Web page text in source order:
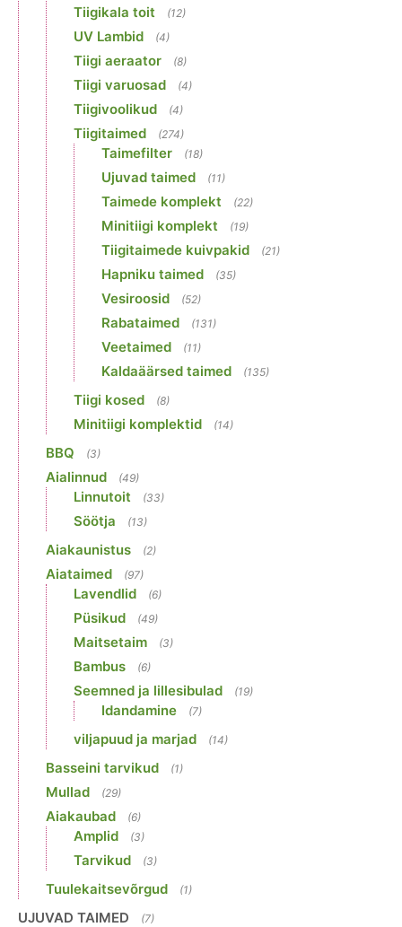
Tiigikala toit (12)
UV Lambid (4)
Tiigi aeraator (8)
Tiigi varuosad (4)
Tiigivoolikud (4)
Tiigitaimed (274)
Taimefilter (18)
Ujuvad taimed (11)
Taimede komplekt (22)
Minitiigi komplekt (19)
Tiigitaimede kuivpakid (21)
Hapniku taimed (35)
Vesiroosid (52)
Rabataimed (131)
Veetaimed (11)
Kaldaäärsed taimed (135)
Tiigi kosed (8)
Minitiigi komplektid (14)
BBQ (3)
Aialinnud (49)
Linnutoit (33)
Söötja (13)
Aiakaunistus (2)
Aiataimed (97)
Lavendlid (6)
Püsikud (49)
Maitsetaim (3)
Bambus (6)
Seemned ja lillesibulad (19)
Idandamine (7)
viljapuud ja marjad (14)
Basseini tarvikud (1)
Mullad (29)
Aiakaubad (6)
Amplid (3)
Tarvikud (3)
Tuulekaitsevõrgud (1)
UJUVAD TAIMED (7)